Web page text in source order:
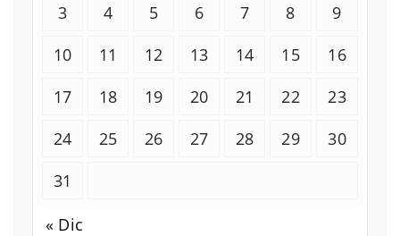
3
4 5 6 7 8
9
10
11 12 13 14 15
16
17
18 19 20 21 22
23
24
25 26 27 28 29
30
31
« Dic